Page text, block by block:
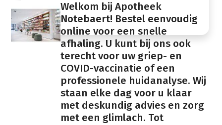
Welkom bij Apotheek
Notebaert! Bestel eenvoudig
online voor een snelle
afhaling. U kunt bij ons ook
terecht voor uw griep- en
COVID-vaccinatie of een
professionele huidanalyse. Wij
staan elke dag voor u klaar
met deskundig advies en zorg
met een glimlach. Tot